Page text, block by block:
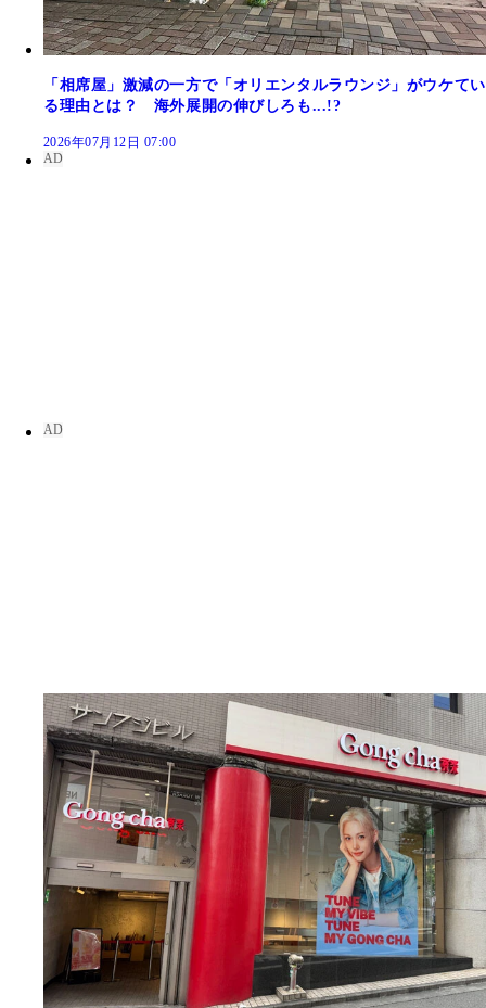
「相席屋」激減の一方で「オリエンタルラウンジ」がウケてい
る理由とは？ 海外展開の伸びしろも...!?
2026年07月12日 07:00